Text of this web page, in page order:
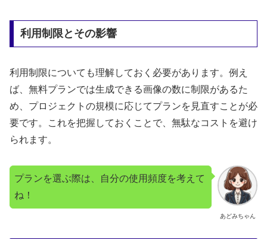
利用制限とその影響
利用制限についても理解しておく必要があります。例え
ば、無料プランでは生成できる画像の数に制限があるた
め、プロジェクトの規模に応じてプランを見直すことが必
要です。これを把握しておくことで、無駄なコストを避け
られます。
あどみちゃん
プランを選ぶ際は、自分の使用頻度を考えて
ね！